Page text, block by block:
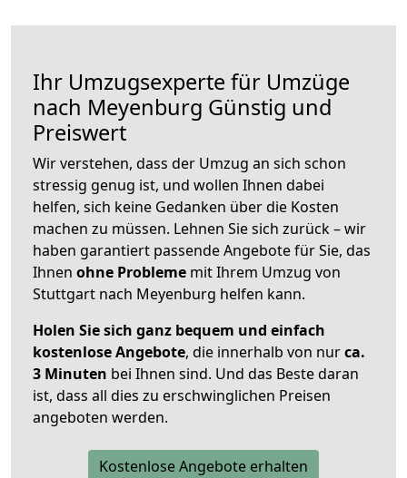
Ihr Umzugsexperte für Umzüge
nach Meyenburg Günstig und
Preiswert
Wir verstehen, dass der Umzug an sich schon
stressig genug ist, und wollen Ihnen dabei
helfen, sich keine Gedanken über die Kosten
machen zu müssen. Lehnen Sie sich zurück – wir
haben garantiert passende Angebote für Sie, das
Ihnen ohne Probleme mit Ihrem Umzug von
Stuttgart nach Meyenburg helfen kann.
Holen Sie sich ganz bequem und einfach
kostenlose Angebote, die innerhalb von nurca.
3 Minuten bei Ihnen sind. Und das Beste daran
ist, dass all dies zu erschwinglichen Preisen
angeboten werden.
Kostenlose Angebote erhalten